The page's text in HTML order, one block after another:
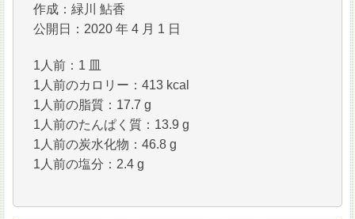
作成：緑川 鮎香
公開日：2020 年 4 月 1 日
1人前：1 皿
1人前のカロリー：413 kcal
1人前の脂質：17.7 g
1人前のたんぱく質：13.9 g
1人前の炭水化物：46.8 g
1人前の塩分：2.4 g